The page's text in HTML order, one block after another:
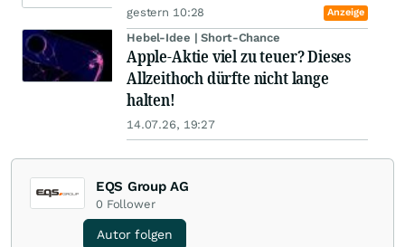
gestern 10:28 Anzeige
Hebel-Idee | Short-Chance
Apple-Aktie viel zu teuer? Dieses
Allzeithoch dürfte nicht lange
halten!
14.07.26, 19:27
EQS Group AG
0 Follower
Autor folgen